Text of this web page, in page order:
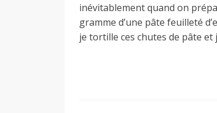
inévitablement quand on
gramme d’une pâte feuilleté
je tortille ces chutes de pâte et